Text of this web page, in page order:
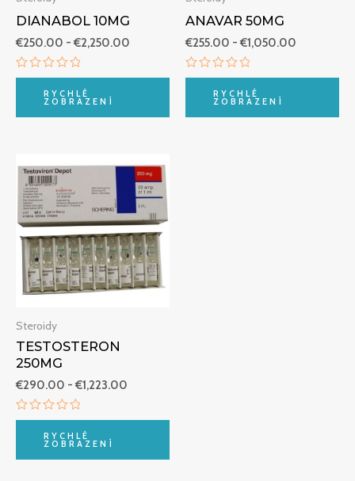
DIANABOL 10MG
€250.00 - €2,250.00
Hodnocení
RYCHLÉ
ZOBRAZENÍ
ANAVAR 50MG
€255.00 - €1,050.00
Hodnocení
RYCHLÉ
ZOBRAZENÍ
Steroidy
TESTOSTERON
250MG
€290.00 - €1,223.00
cen:
€290.00
až
€1,223.00
Hodnocení
RYCHLÉ
ZOBRAZENÍ